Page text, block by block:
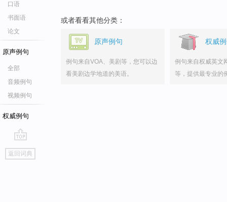
口语
书面语
论文
原声例句
全部
音频例句
视频例句
权威例句
go
top
返回词典
或者看看其他分类：
原声例句
例句来自VOA、美剧等，您可以边
看美剧边学地道的美语。
权威
例句来自权威英文
等，提供最专业的